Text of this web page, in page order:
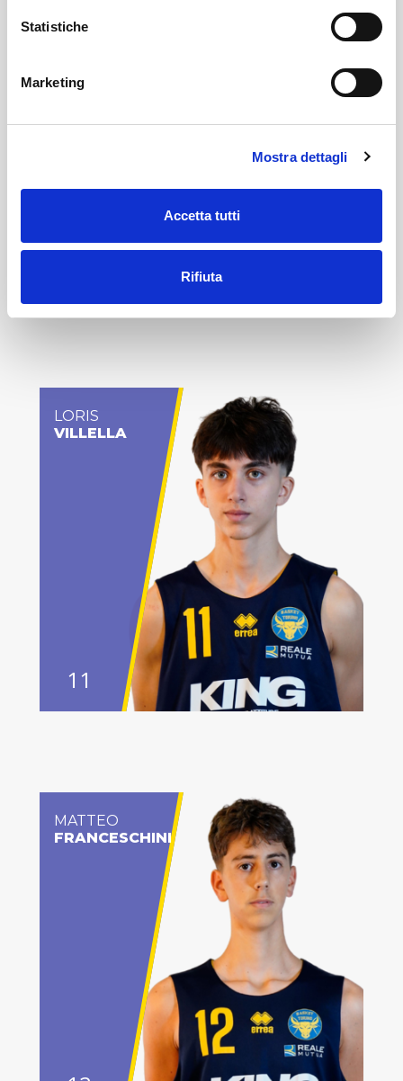
Statistiche
Marketing
Mostra dettagli
Accetta tutti
Rifiuta
BUTTARI
LORIS
VILLELLA
11
MATTEO
FRANCESCHINI